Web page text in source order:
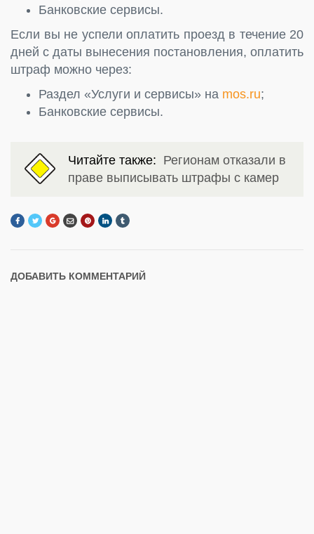
Банковские сервисы.
Если вы не успели оплатить проезд в течение 20
дней с даты вынесения постановления, оплатить
штраф можно через:
Раздел «Услуги и сервисы» на mos.ru;
Банковские сервисы.
Читайте также: Регионам отказали в
праве выписывать штрафы с камер
ДОБАВИТЬ КОММЕНТАРИЙ